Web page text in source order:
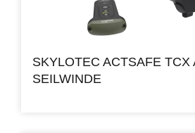
SKYLOTEC ACTSAFE TCX
SEILWINDE